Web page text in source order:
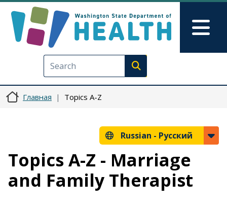
Execute search
Главная Topics A-Z
Russian - Русский
Topics A-Z - Marriage
and Family Therapist